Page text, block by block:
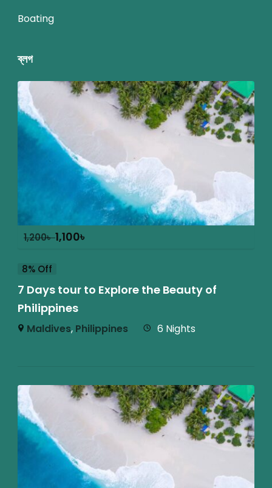
Boating
ব্লগ
1,200৳1,100৳
8% Off
7 Days tour to Explore the Beauty of
Philippines
Maldives, Philippines 6 Nights